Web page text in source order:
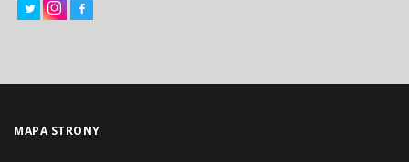
MAPA STRONY